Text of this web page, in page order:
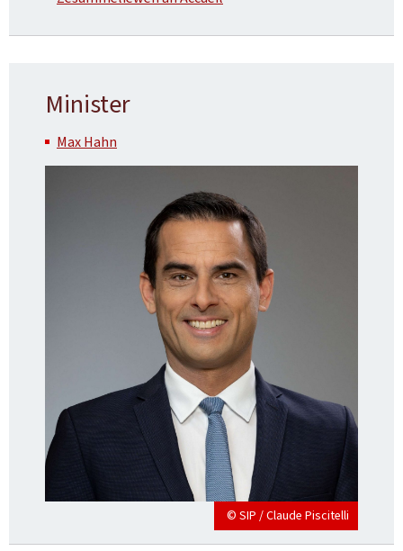
Minister
Max Hahn
© SIP / Claude Piscitelli